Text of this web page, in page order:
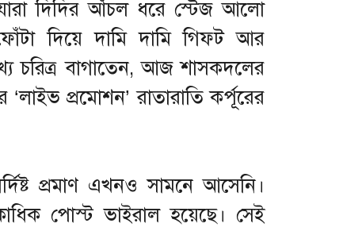
দিদির আঁচল ধরে স্টেজ আলো
দিয়ে দামি দামি গিফট আর
চরিত্র বাগাতেন, আজ শাসকদলের
প্রমোশন’ রাতারাতি কর্পূরের
প্রমাণ এখনও সামনে আসেনি।
পোস্ট ভাইরাল হয়েছে। সেই